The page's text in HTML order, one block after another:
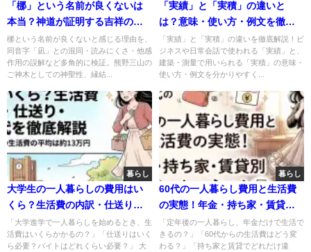
「梛」という名前が良くないは
本当？神道が証明する吉祥の真
実を詳しく解説！
梛という名前が良くないと感じる理由を、
同音字「凪」との混同・読みにくさ・他感
作用の誤解など多角的に検証。熊野三山の
ご神木としての神聖性、縁結...
「実績」と「実積」の違いと
は？意味・使い方・例文を徹底
解説
「実績」と「実積」の違いを徹底解説！ビ
ジネスや日常会話で使われる「実績」と、
建築・測量で用いられる「実積」の意味・
使い方・例文を分かりやすく...
暮らし
大学生の一人暮らしの費用はい
くら？生活費の内訳・仕送り・
バイト代を徹底解説
「大学進学で一人暮らしを始めるとき、生
活費はいくらかかるの？」「仕送りはいく
ら必要？バイトはどれくらい必要？」 大
暮らし
60代の一人暮らし費用と生活費
の実態！年金・持ち家・賃貸別
シミュレーション
「定年後の一人暮らし、年金だけで生活で
きるの？」「60代からの生活費はどう変
わる？」「持ち家と賃貸でどれだけ違